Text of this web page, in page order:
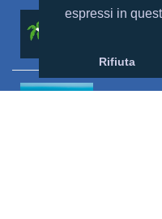
espressi in
Rifiuta